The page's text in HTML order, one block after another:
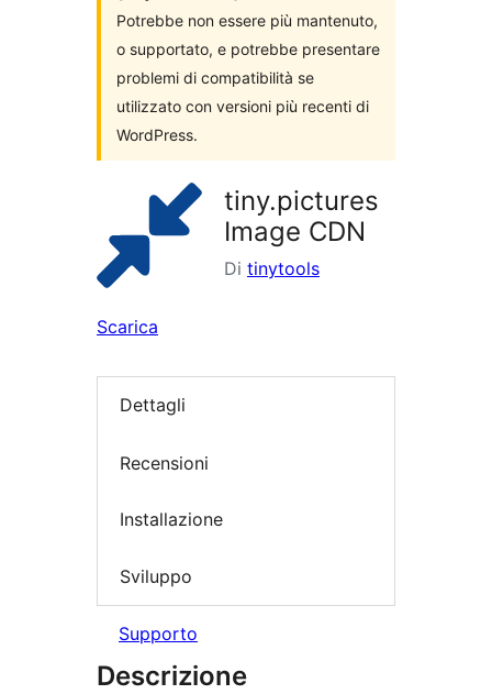
Potrebbe non essere più mantenuto,
o supportato, e potrebbe presentare
problemi di compatibilità se
utilizzato con versioni più recenti di
WordPress.
tiny.pictures
Image CDN
Di tinytools
Scarica
Dettagli
Recensioni
Installazione
Sviluppo
Supporto
Descrizione